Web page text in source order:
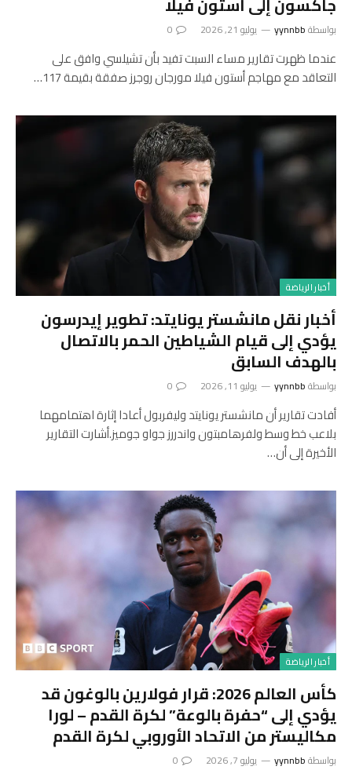
بواسطةyynnbb يوليو 21, 2026 0
عندما ظهرت تقارير مساء السبت تفيد بأن تشيلسي وافق على
التعاقد مع مهاجم أستون فيلا مورجان روجرز صفقة بقيمة 117…
أخبار الرياضة
أخبار نقل مانشستر يونايتد: تطوير إيدرسون
يؤدي إلى قيام الشياطين الحمر بالاتصال
بالهدف السابق
بواسطةyynnbb يوليو 11, 2026 0
أفادت تقارير أن مانشستر يونايتد وليفربول أعادا إثارة اهتمامهما
بلاعب خط وسط ولفرهامبتون واندررز جواو جوميز.أشارت التقارير
الأخيرة إلى أن…
أخبار الرياضة
كأس العالم 2026: قرار فولارين بالوغون قد
يؤدي إلى “حفرة بالوعة” لكرة القدم – لورا
مكاليستر من الاتحاد الأوروبي لكرة القدم
بواسطةyynnbb يوليو 7, 2026 0